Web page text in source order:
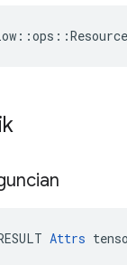
Attrs